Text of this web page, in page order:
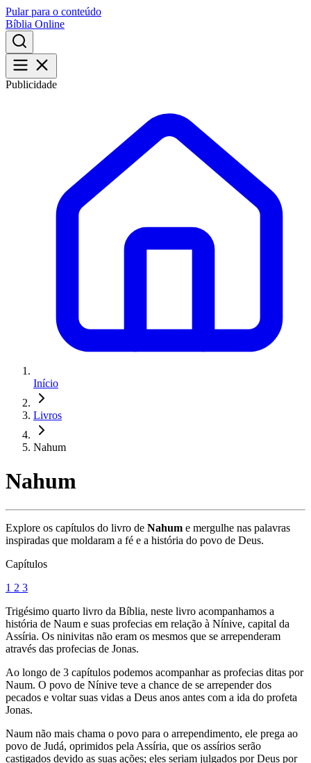
Pular para o conteúdo
Bíblia Online
Publicidade
Início
Livros
Nahum
Nahum
Explore os capítulos do livro de Nahum e mergulhe nas palavras
inspiradas que moldaram a fé e a história do povo de Deus.
Capítulos
1 2 3
Trigésimo quarto livro da Bíblia, neste livro acompanhamos a
história de Naum e suas profecias em relação à Nínive, capital da
Assíria. Os ninivitas não eram os mesmos que se arrependeram
através das profecias de Jonas.
Ao longo de 3 capítulos podemos acompanhar as profecias ditas por
Naum. O povo de Nínive teve a chance de se arrepender dos
pecados e voltar suas vidas a Deus anos antes com a ida do profeta
Jonas.
Naum não mais chama o povo para o arrependimento, ele prega ao
povo de Judá, oprimidos pela Assíria, que os assírios serão
castigados devido as suas ações; eles seriam julgados por Deus por